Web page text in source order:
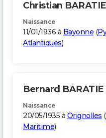
Christian BARATIE
Naissance
11/01/1936 à Bayonne (
Atlantiques)
Bernard BARATIE
Naissance
20/05/1935 à Orignolles (
Maritime)